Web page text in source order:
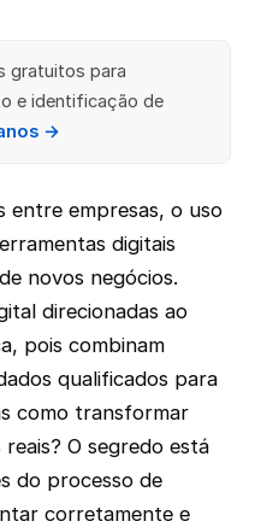
gratuitos para
e identificação de
→
entre empresas, o uso
digitais
novos negócios.
direcionadas ao
pois combinam
qualificados para
como transformar
O segredo está
do processo de
corretamente e